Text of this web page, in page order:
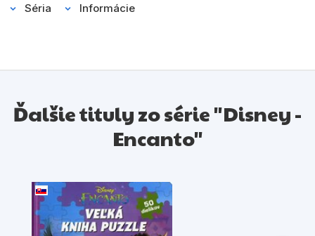
Séria Informácie
Ďalšie tituly zo série "Disney -
Encanto"